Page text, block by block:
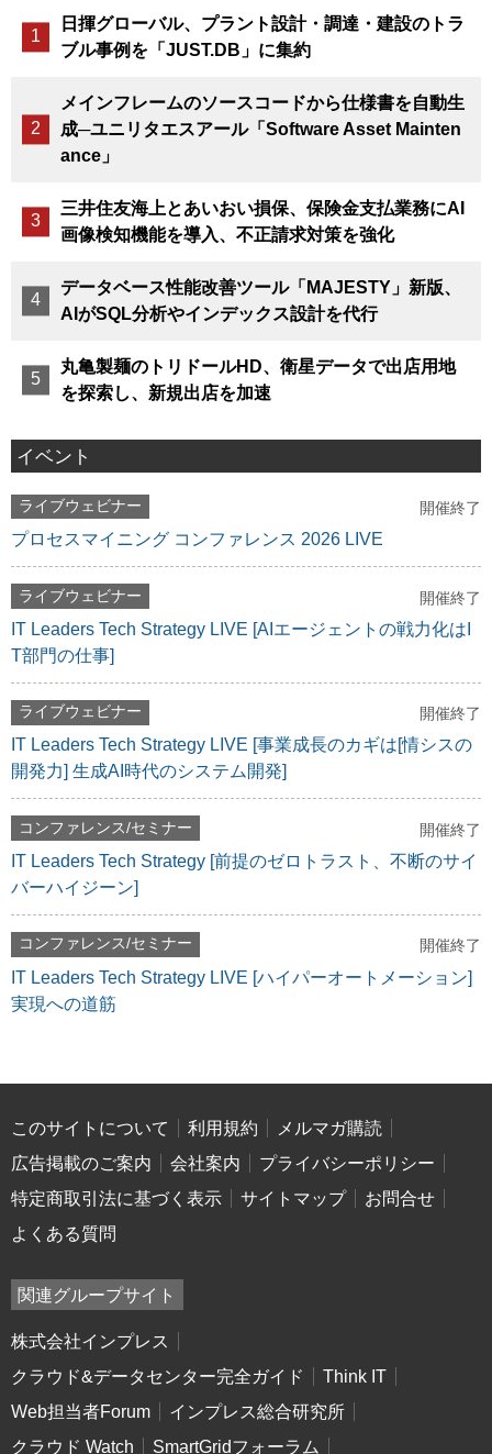
日揮グローバル、プラント設計・調達・建設のトラ
ブル事例を「JUST.DB」に集約
メインフレームのソースコードから仕様書を自動生
成─ユニリタエスアール「Software Asset Mainten
ance」
三井住友海上とあいおい損保、保険金支払業務にAI
画像検知機能を導入、不正請求対策を強化
データベース性能改善ツール「MAJESTY」新版、
AIがSQL分析やインデックス設計を代行
丸亀製麺のトリドールHD、衛星データで出店用地
を探索し、新規出店を加速
イベント
ライブウェビナー 開催終了
プロセスマイニング コンファレンス 2026 LIVE
ライブウェビナー 開催終了
IT Leaders Tech Strategy LIVE [AIエージェントの戦力化はI
T部門の仕事]
ライブウェビナー 開催終了
IT Leaders Tech Strategy LIVE [事業成長のカギは[情シスの
開発力] 生成AI時代のシステム開発]
コンファレンス/セミナー 開催終了
IT Leaders Tech Strategy [前提のゼロトラスト、不断のサイ
バーハイジーン]
コンファレンス/セミナー 開催終了
IT Leaders Tech Strategy LIVE [ハイパーオートメーション]
実現への道筋
このサイトについて 利用規約
メルマガ購読
広告掲載のご案内
会社案内
プライバシーポリシー
特定商取引法に基づく表示
サイトマップ
お問合せ
よくある質問
関連グループサイト
株式会社インプレス
クラウド&データセンター完全ガイド
Think IT
Web担当者Forum
インプレス総合研究所
クラウド Watch
SmartGridフォーラム